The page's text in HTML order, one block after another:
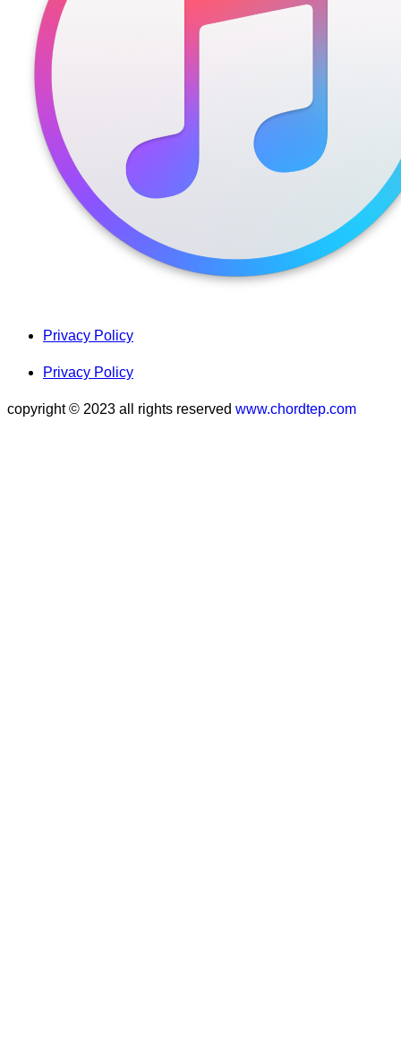
Privacy Policy
Privacy Policy
copyright © 2023 all rights reserved www.chordtep.com